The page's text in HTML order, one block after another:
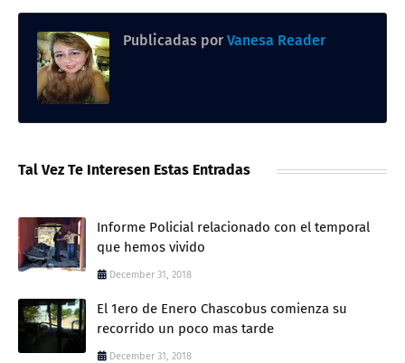
Publicadas por Vanesa Reader
Tal Vez Te Interesen Estas Entradas
Informe Policial relacionado con el temporal
que hemos vivido
December 31, 2018
El 1ero de Enero Chascobus comienza su
recorrido un poco mas tarde
December 31, 2018